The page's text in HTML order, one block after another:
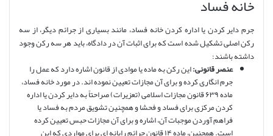
خانه فساد
جرم دایر کردن یا اداره کردن خانه فساد، مانند بسیاری از جرائم دیگر، از سه
رکن اصلی تشکیل شده است که برای اثبات آن در دادگاه، باید هر سه رکن وجود
داشته باشند:
عنصر قانونی:این رکن به ماده یا موادی از قانون اشاره دارد که عمل را
جرم انگاری کرده و برای آن مجازات تعیین نموده اند. در مورد خانه فساد،
ماده ۶۳۹ قانون مجازات اسلامی (تعزیرات) صراحتاً به دایر کردن یا اداره
کردن مرکزی برای فساد و فحشا و همچنین تشویق مردم به فساد یا
فراهم آوردن موجبات آن، اشاره و برای آن مجازات حبس تعیین کرده
است. همچنین، ماده ۱۴ قانون جرائم رایانه ای برای مواردی که این